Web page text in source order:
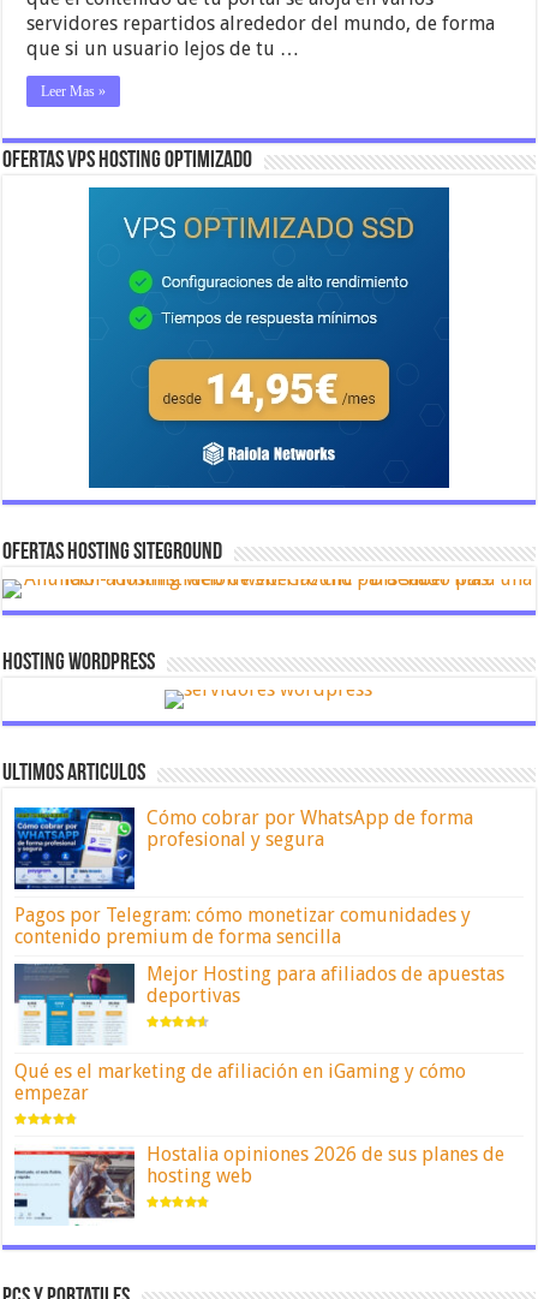
servidores repartidos alrededor del mundo, de forma
que si un usuario lejos de tu …
Leer Mas »
OFERTAS VPS HOSTING OPTIMIZADO
OFERTAS HOSTING SITEGROUND
Hosting Wordpress
ULTIMOS ARTICULOS
Cómo cobrar por WhatsApp de forma
profesional y segura
Pagos por Telegram: cómo monetizar comunidades y
contenido premium de forma sencilla
Mejor Hosting para afiliados de apuestas
deportivas
Qué es el marketing de afiliación en iGaming y cómo
empezar
Hostalia opiniones 2026 de sus planes de
hosting web